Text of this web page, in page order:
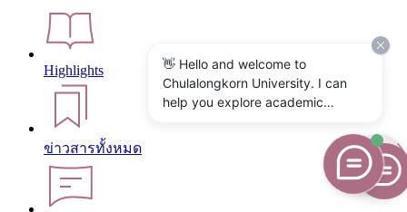
Highlights
ข่าวสารทั้งหมด
👋 Hello and welcome to
Chulalongkorn University. I can
help you explore academic